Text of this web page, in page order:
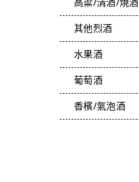
其他烈酒
水果酒
葡萄酒
香檳/氣泡酒